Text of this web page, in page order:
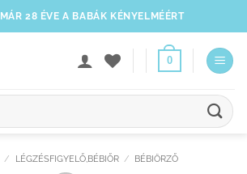
MÁR 28 ÉVE A BABÁK KÉNYELMÉÉRT
0
/ LÉGZÉSFIGYELŐ,BÉBIŐR / BÉBIÖRZŐ